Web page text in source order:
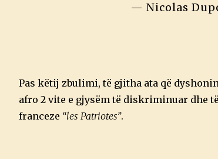
— Nicolas
Pas këtij zbulimi, të gjitha ata që
afro 2 vite e gjysëm të diskriminuar dhe
franceze “les Patriotes”.